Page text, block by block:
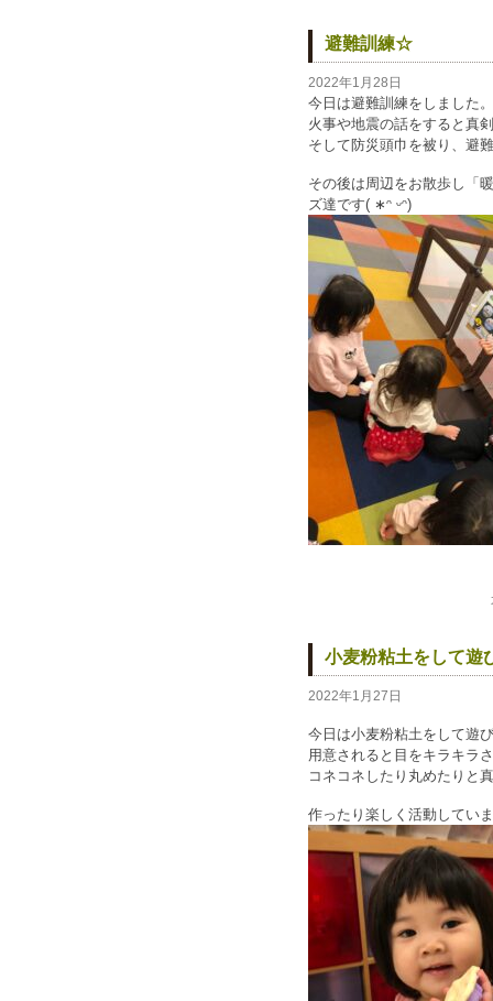
避難訓練☆
2022年1月28日
今日は避難訓練をしました。
火事や地震の話をすると真
そして防災頭巾を被り、避
その後は周辺をお散歩し「
ズ達です( ∗ᵔ ᵕᵔ)
小麦粉粘土をして遊
2022年1月27日
今日は小麦粉粘土をして遊
用意されると目をキラキラ
コネコネしたり丸めたりと
作ったり楽しく活動してい